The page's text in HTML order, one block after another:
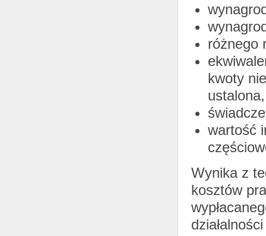
różnego
kwoty
ustalona,
wartość
Wynika z
kosztów